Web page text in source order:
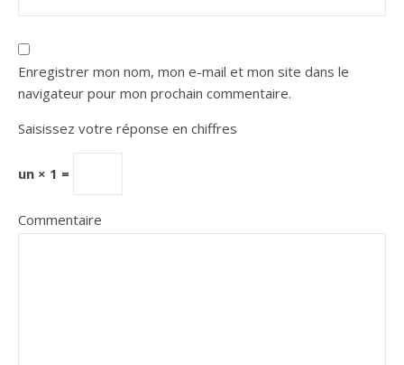
Enregistrer mon nom, mon e-mail et mon site dans le
navigateur pour mon prochain commentaire.
Saisissez votre réponse en chiffres
un × 1 =
Commentaire